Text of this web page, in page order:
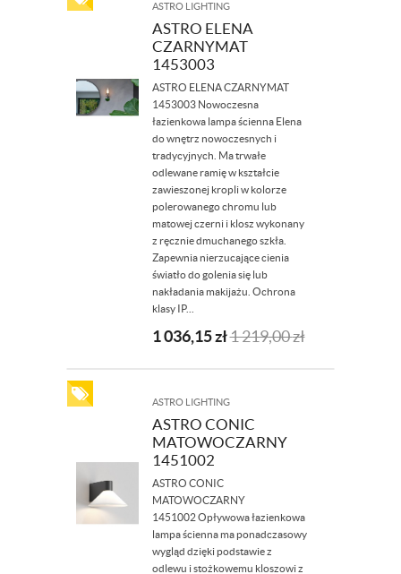
ASTRO LIGHTING
ASTRO ELENA
CZARNYMAT
1453003
ASTRO ELENA CZARNYMAT
1453003​ Nowoczesna
łazienkowa lampa ścienna Elena
do wnętrz nowoczesnych i
tradycyjnych. Ma trwałe
odlewane ramię w kształcie
zawieszonej kropli w kolorze
polerowanego chromu lub
matowej czerni i klosz wykonany
z ręcznie dmuchanego szkła.
Zapewnia nierzucające cienia
światło do golenia się lub
nakładania makijażu. Ochrona
klasy IP...
1 036,15zł1 219,00zł
ASTRO LIGHTING
ASTRO CONIC
MATOWOCZARNY
1451002
ASTRO CONIC
MATOWOCZARNY
1451002 Opływowa łazienkowa
lampa ścienna ma ponadczasowy
wygląd dzięki podstawie z
odlewu i stożkowemu kloszowi z